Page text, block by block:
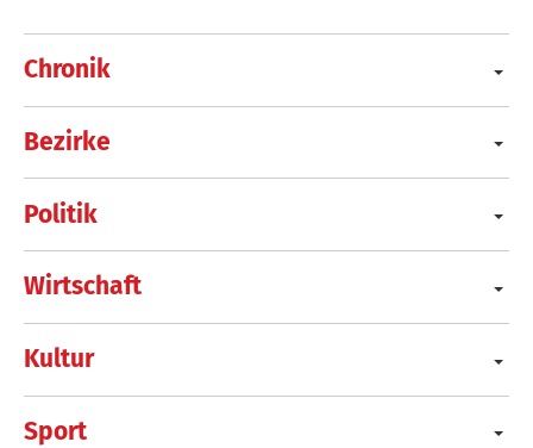
Chronik
Bezirke
Politik
Wirtschaft
Kultur
Sport